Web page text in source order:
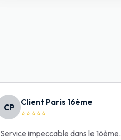
CP Client Paris 16ème
⭐⭐⭐⭐⭐
Service impeccable dans le 16ème.